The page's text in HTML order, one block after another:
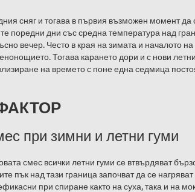
сняг и тогава в първия възможен момент да
поредни дни със средна температура над
вечер. Често в края на зимата и началото
Тогава карането дори и с нови
на времето с поне една седмица
при зимни и летни гуми
смес всички летни гуми се втвърдяват
пък над тази граница започват да се
при спиране както на суха, така и на